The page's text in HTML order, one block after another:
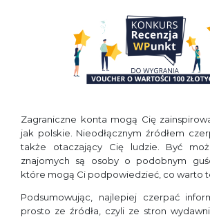
Zagraniczne konta mogą Cię
jak polskie. Nieodłącznym źródłem
także otaczający Cię ludzie. Być
znajomych są osoby o podobnym
które mogą Ci podpowiedzieć, co warto
Podsumowując, najlepiej czerpać
prosto ze źródła, czyli ze stron